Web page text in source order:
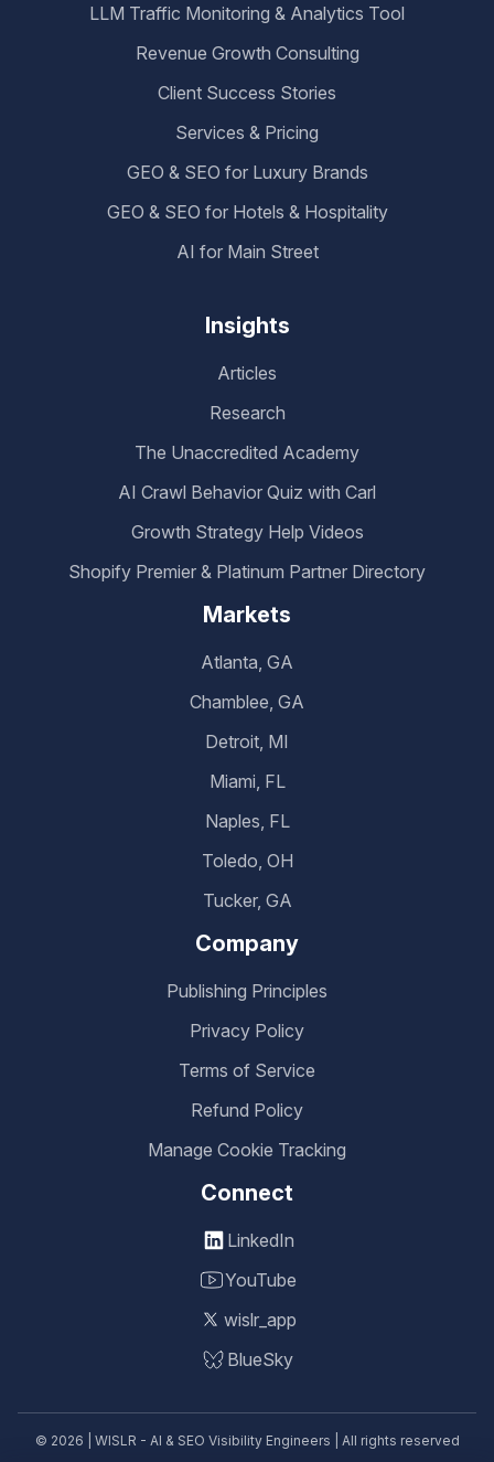
LLM Traffic Monitoring & Analytics Tool
Revenue Growth Consulting
Client Success Stories
Services & Pricing
GEO & SEO for Luxury Brands
GEO & SEO for Hotels & Hospitality
AI for Main Street
Insights
Articles
Research
The Unaccredited Academy
AI Crawl Behavior Quiz with Carl
Growth Strategy Help Videos
Shopify Premier & Platinum Partner Directory
Markets
Atlanta, GA
Chamblee, GA
Detroit, MI
Miami, FL
Naples, FL
Toledo, OH
Tucker, GA
Company
Publishing Principles
Privacy Policy
Terms of Service
Refund Policy
Manage Cookie Tracking
Connect
LinkedIn
YouTube
wislr_app
BlueSky
© 2026 | WISLR - AI & SEO Visibility Engineers | All rights reserved